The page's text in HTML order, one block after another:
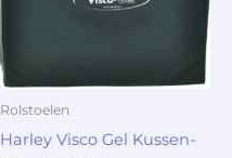
Rolstoelen
Harley Visco Gel Kussen-